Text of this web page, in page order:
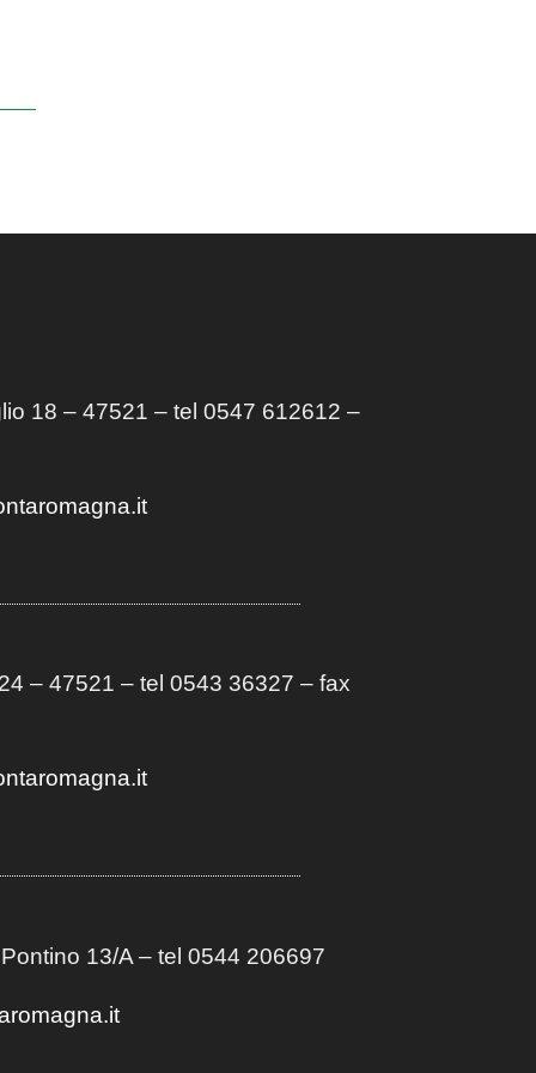
18 – 47521 – tel 0547 612612 –
– 47521 – tel 0543 36327 – fax
13/A– tel 0544 206697